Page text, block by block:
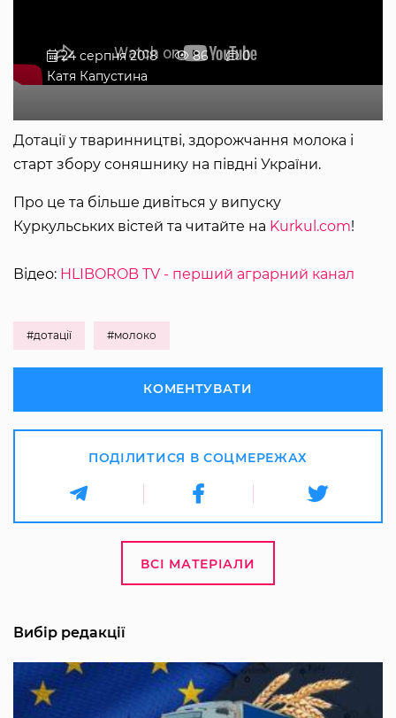
24 серпня 2018 86
0
Катя Капустина
Дотації у тваринництві, здорожчання молока і
старт збору соняшнику на півдні України.
Про це та більше дивіться у випуску
Куркульських вістей та читайте на Kurkul.com!
Відео: HLIBOROB TV - перший аграрний канал
#дотації #молоко
КОМЕНТУВАТИ
ПОДІЛИТИСЯ В СОЦМЕРЕЖАХ
ВСІ МАТЕРІАЛИ
Вибір редакції